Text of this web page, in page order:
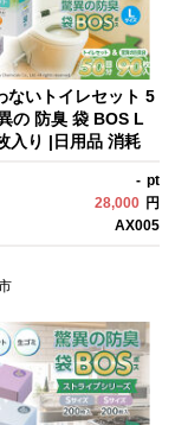
ないトイレセット 5
の 防臭 袋 BOS L
入り |日用品 消耗
品 防災品 災害 非常
レ 臭わない 防臭
セット ふるさ
無料
- pt
28,000 円
AX005